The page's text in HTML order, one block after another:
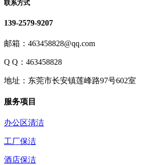
联系方式
139-2579-9207
邮箱：463458828@qq.com
Q Q：463458828
地址：东莞市长安镇莲峰路97号602室
服务项目
办公区清洁
工厂保洁
酒店保洁